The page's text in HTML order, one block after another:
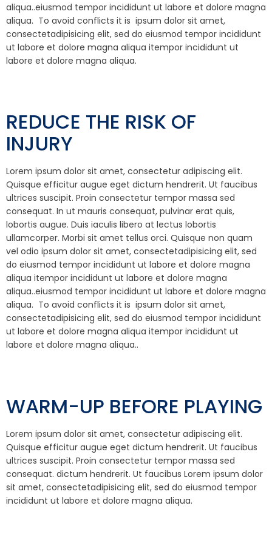
aliqua..eiusmod tempor incididunt ut labore et dolore magna
aliqua. To avoid conflicts it is ipsum dolor sit amet,
consectetadipisicing elit, sed do eiusmod tempor incididunt
ut labore et dolore magna aliqua itempor incididunt ut
labore et dolore magna aliqua.
REDUCE THE RISK OF
INJURY
Lorem ipsum dolor sit amet, consectetur adipiscing elit.
Quisque efficitur augue eget dictum hendrerit. Ut faucibus
ultrices suscipit. Proin consectetur tempor massa sed
consequat. In ut mauris consequat, pulvinar erat quis,
lobortis augue. Duis iaculis libero at lectus lobortis
ullamcorper. Morbi sit amet tellus orci. Quisque non quam
vel odio ipsum dolor sit amet, consectetadipisicing elit, sed
do eiusmod tempor incididunt ut labore et dolore magna
aliqua itempor incididunt ut labore et dolore magna
aliqua..eiusmod tempor incididunt ut labore et dolore magna
aliqua. To avoid conflicts it is ipsum dolor sit amet,
consectetadipisicing elit, sed do eiusmod tempor incididunt
ut labore et dolore magna aliqua itempor incididunt ut
labore et dolore magna aliqua..
WARM-UP BEFORE PLAYING
Lorem ipsum dolor sit amet, consectetur adipiscing elit.
Quisque efficitur augue eget dictum hendrerit. Ut faucibus
ultrices suscipit. Proin consectetur tempor massa sed
consequat. dictum hendrerit. Ut faucibus Lorem ipsum dolor
sit amet, consectetadipisicing elit, sed do eiusmod tempor
incididunt ut labore et dolore magna aliqua.